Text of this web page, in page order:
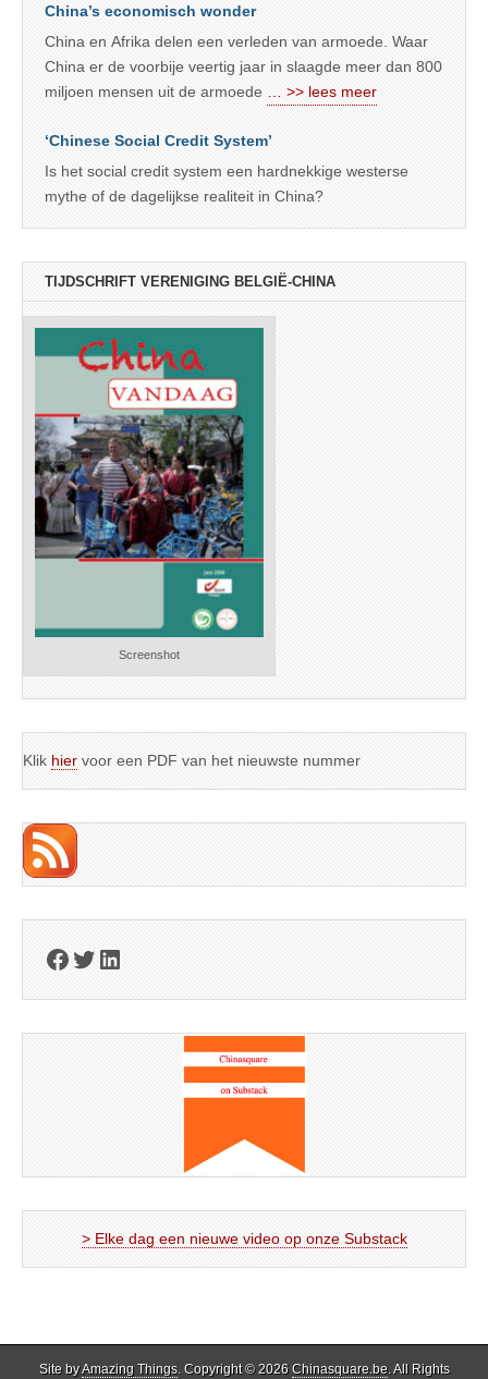
China’s economisch wonder
China en Afrika delen een verleden van armoede. Waar
China er de voorbije veertig jaar in slaagde meer dan 800
miljoen mensen uit de armoede
… >> lees meer
‘Chinese Social Credit System’
Is het social credit system een hardnekkige westerse
mythe of de dagelijkse realiteit in China?
TIJDSCHRIFT VERENIGING BELGIË-CHINA
Screenshot
Klik hier voor een PDF van het nieuwste nummer
Facebook
Twitter
LinkedIn
> Elke dag een nieuwe video op onze Substack
Site byAmazing Things. Copyright © 2026 Chinasquare.be. All Rights